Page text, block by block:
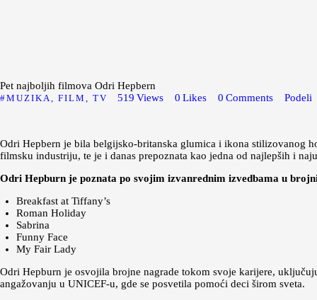
Pet najboljih filmova Odri Hepbern
MUZIKA, FILM, TV 519 Views 0 Likes 0 Comments Podeli
Odri Hepbern je bila belgijsko-britanska glumica i ikona stilizovanog
filmsku industriju, te je i danas prepoznata kao jedna od najlepših i
Odri Hepburn je poznata po svojim izvanrednim izvedbama u
Breakfast at Tiffany’s
Roman Holiday
Sabrina
Funny Face
My Fair Lady
Odri Hepburn je osvojila brojne nagrade tokom svoje karijere,
angažovanju u UNICEF-u, gde se posvetila pomoći deci širom sveta.